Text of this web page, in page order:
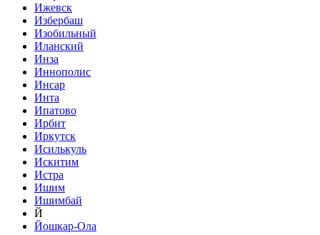
Ижевск
Избербаш
Изобильный
Иланский
Инза
Иннополис
Инсар
Инта
Ипатово
Ирбит
Иркутск
Исилькуль
Искитим
Истра
Ишим
Ишимбай
Й
Йошкар-Ола